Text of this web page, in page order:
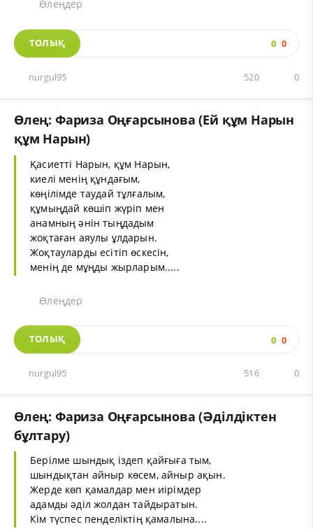
Өлеңдер
ТОЛЫҚ 0 0
nurgul95 0
520
Өлең: Фариза Оңғарсынова (Ей құм Нарын
құм Нарын)
Қасиетті Нарын, құм Нарын,
киелі менің құндағым,
көңілімде таудай тұлғалым,
құмыңдай көшіп жүріп мен
анамның әнін тыңдадым
жоқтаған аяулы ұлдарын.
Жоқтауларды есітіп өскесін,
менің де мұңды жырларым.....
Өлеңдер
ТОЛЫҚ 0 0
nurgul95 0
516
Өлең: Фариза Оңғарсынова (Әділдіктен
бұлтару)
Берілме шындық іздеп қайғыға тым,
шындықтан айныр көсем, айныр ақын.
Жерде көп қамалдар мен иірімдер
адамды әділ жолдан тайдыратын.
Кім түспес пенделіктің қамалына....